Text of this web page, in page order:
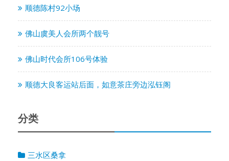
顺德陈村92小场
佛山虞美人会所两个靓号
佛山时代会所106号体验
顺德大良客运站后面，如意茶庄旁边泓钰阁
分类
三水区桑拿